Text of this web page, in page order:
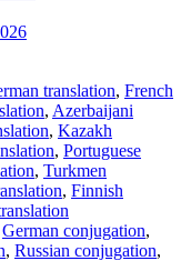
translation, French
, Azerbaijani
, Kazakh
, Portuguese
, Turkmen
, Finnish
German conjugation,
, Russian conjugation,